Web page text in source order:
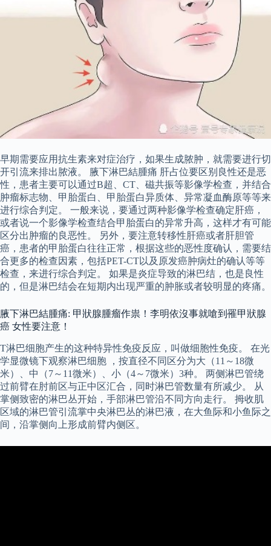
早期需要应用抗生素来对症治疗，如果生成脓肿，就需要进行切
开引流来排出脓液。 腋下淋巴結腫痛 肝占位要区别良性还是恶
性，患者主要可以通过B超、CT、磁共振等影像学检查，并结合
肿瘤标志物、甲胎蛋白、甲胎蛋白异质体、异常凝血酶原等等来
进行综合判定。 一般来说，要通过两种影像学检查确定肝癌，
或者说一个影像学检查结合甲胎蛋白的异常升高，这样才有可能
区分出肿瘤的良恶性。 另外，要注意转移性肝癌或者肝胆管
癌，患者的甲胎蛋白往往正常，根据这些的恶性度确认，需要结
合更多的检查因素，包括PET-CT以及原发癌肿病灶的确认等等
检查，来进行综合判定。 如果是炎症导致的淋巴结，也是良性
的，但是淋巴结会在短期内出现严重的肿胀或者较明显的疼痛。
腋下淋巴結腫痛: 甲狀腺腫瘤作祟！李明依沒事就嗆到罹甲狀腺
癌 女性要注意！
T淋巴细胞产生的这种特异性免疫反应，叫做细胞性免疫。 在光
学显微镜下观察淋巴细胞 ，按直径不同区分为大（11～18微
米）、中（7～11微米）、小（4～7微米）3种。 两侧淋巴管绕
过前臂在肘前区与正中区汇合，同时淋巴管数量有所减少。 从
掌侧致密的淋巴丛开始，手部淋巴管沿不同方向走行。 拇收肌
区域的淋巴管引流掌中央淋巴丛的淋巴液，在大鱼际和小鱼际之
间，沿掌侧向上形成前臂内侧区。